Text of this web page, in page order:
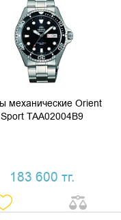
механические Orient
Sport TAA02004B9
183 600 тг.
ДОБАВИТЬ В КОРЗИНУ
КУПИТЬ В 1 КЛИК